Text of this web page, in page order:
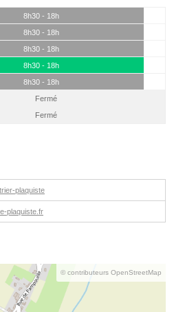
8h30 - 18h
8h30 - 18h
8h30 - 18h
8h30 - 18h
8h30 - 18h
Fermé
Fermé
plaquiste
plaquiste.fr
© contributeurs OpenStreetMap